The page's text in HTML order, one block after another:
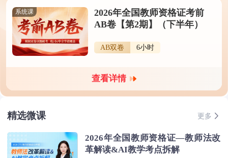
系统课
2026年全国教师资格证考前
AB卷【第2期】（下半年）
AB双卷 6小时
查看详情
精选微课 更多
2026年全国教师资格证—教师法改
革解读&AI教学考点拆解